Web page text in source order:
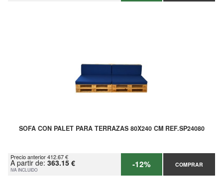
SOFA CON PALET PARA TERRAZAS 80X240 CM REF.SP24080
Precio anterior 412.67 €
A partir de: 363.15 €
IVA INCLUIDO -12% COMPRAR